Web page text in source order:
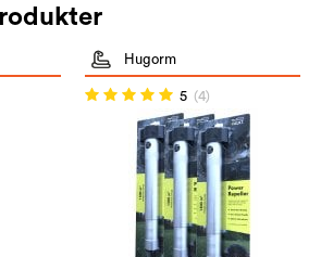
Hugorm
5 (4)